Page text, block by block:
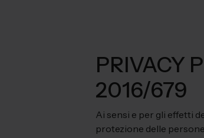
PRIVACY
2016/679
Ai sensi e per gli effetti
protezione delle